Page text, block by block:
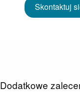
Skontaktuj
Dodatkowe